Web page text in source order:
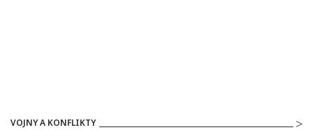
VOJNY A KONFLIKTY